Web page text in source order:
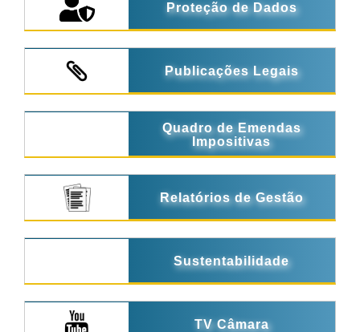
Proteção de Dados
Publicações Legais
Quadro de Emendas
Impositivas
Relatórios de Gestão
Sustentabilidade
TV Câmara